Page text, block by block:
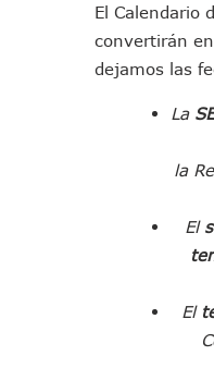
El Calendario
convertirán en
dejamos las
La
la
El
El